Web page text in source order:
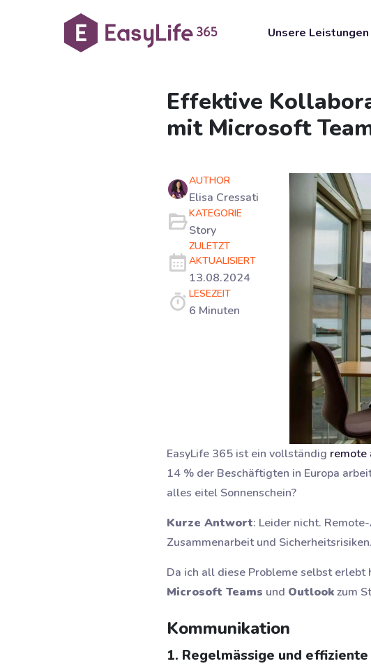
Unsere Leistungen
Effektive
mit Microsoft
AUTHOR
Elisa Cressati
KATEGORIE
Story
ZULETZT
AKTUALISIERT
13.08.2024
LESEZEIT
6 Minuten
EasyLife 365 ist ein vollständig remote
14 % der Beschäftigten in Europa
alles eitel Sonnenschein?
Kurze Antwort: Leider nicht.
Zusammenarbeit und Sicherheitsrisiken.
Da ich all diese Probleme selbst erlebt
Microsoft Teams und Outlookzum
Kommunikation
1. Regelmässige und